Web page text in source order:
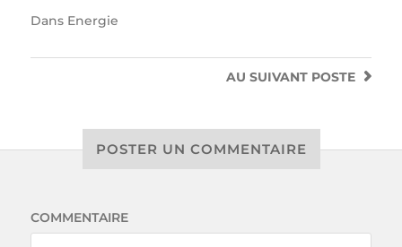
Dans Energie
AU SUIVANT POSTE
POSTER UN COMMENTAIRE
COMMENTAIRE